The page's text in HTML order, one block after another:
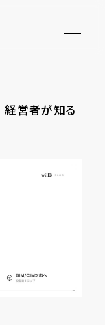
経営者が知る